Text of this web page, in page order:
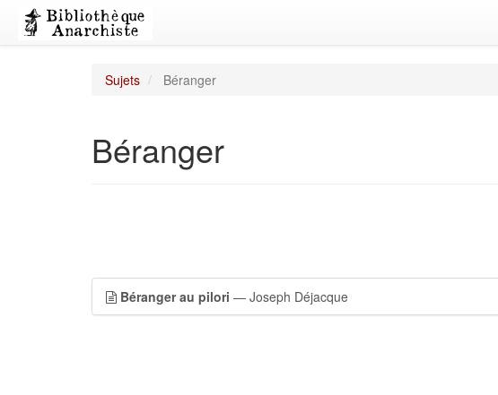
Sujets Béranger
Béranger
Béranger au pilori — Joseph Déjacque